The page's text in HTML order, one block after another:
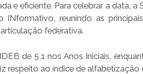
e eficiente. Para celebrar a data, a
reunindo as
federativa.
de 5,1 nos Anos Iniciais,
respeito ao índice de alfabetização